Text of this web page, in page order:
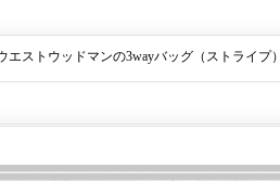
エストウッドマンの3wayバッグ（ストライプ